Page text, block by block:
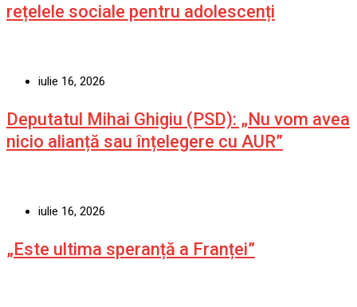
rețelele sociale pentru adolescenți
iulie 16, 2026
Deputatul Mihai Ghigiu (PSD): „Nu vom avea
nicio alianță sau înțelegere cu AUR”
iulie 16, 2026
„Este ultima speranță a Franței”